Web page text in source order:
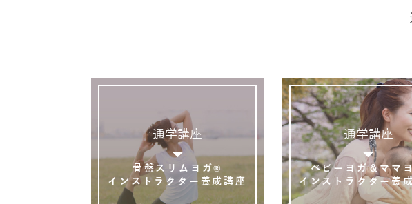
通学講座
骨盤スリムヨガ®
インストラクター養成講座
通学講座
ベビーヨガ＆ママ
インストラクター養